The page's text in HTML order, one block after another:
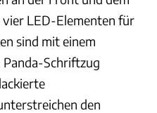
LED-Elementen für
sind mit einem
Schriftzug
den